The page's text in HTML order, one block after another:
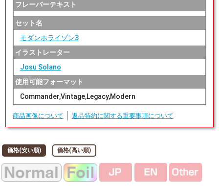
フレーバーテキスト
セット名
モダンホライゾン3
イラストレーター
Josu Solano
使用可能フォーマット
Commander,Vintage,Legacy,Modern
商品画像について 返品特約に関する重要事項について
価格(安い順) 価格(高い順)